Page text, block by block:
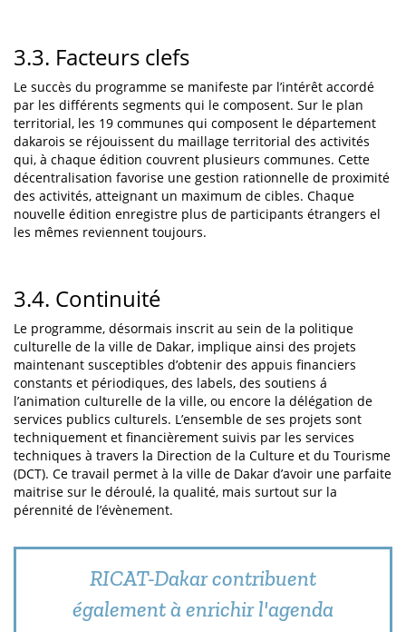
3.3. Facteurs clefs
Le succès du programme se manifeste par l’intérêt accordé
par les différents segments qui le composent. Sur le plan
territorial, les 19 communes qui composent le département
dakarois se réjouissent du maillage territorial des activités
qui, à chaque édition couvrent plusieurs communes. Cette
décentralisation favorise une gestion rationnelle de proximité
des activités, atteignant un maximum de cibles. Chaque
nouvelle édition enregistre plus de participants étrangers el
les mêmes reviennent toujours.
3.4. Continuité
Le programme, désormais inscrit au sein de la politique
culturelle de la ville de Dakar, implique ainsi des projets
maintenant susceptibles d’obtenir des appuis financiers
constants et périodiques, des labels, des soutiens á
l’animation culturelle de la ville, ou encore la délégation de
services publics culturels. L’ensemble de ses projets sont
techniquement et financièrement suivis par les services
techniques à travers la Direction de la Culture et du Tourisme
(DCT). Ce travail permet à la ville de Dakar d’avoir une parfaite
maitrise sur le déroulé, la qualité, mais surtout sur la
pérennité de l’évènement.
RICAT-Dakar contribuent
également à enrichir l'agenda